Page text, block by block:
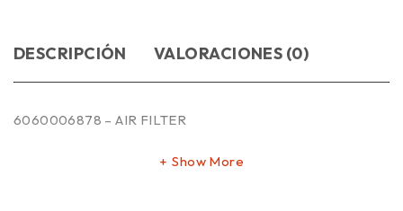
DESCRIPCIÓN VALORACIONES (0)
6060006878 – AIR FILTER
Show More